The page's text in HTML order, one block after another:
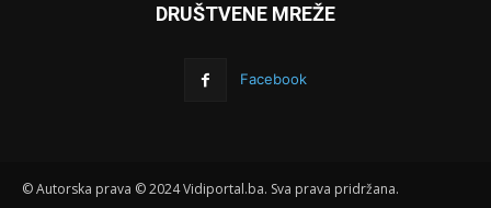
DRUŠTVENE MREŽE
Facebook
© Autorska prava © 2024 Vidiportal.ba. Sva prava pridržana.